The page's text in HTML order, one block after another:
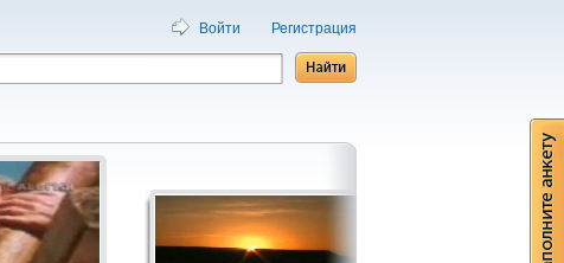
Войти Регистрация